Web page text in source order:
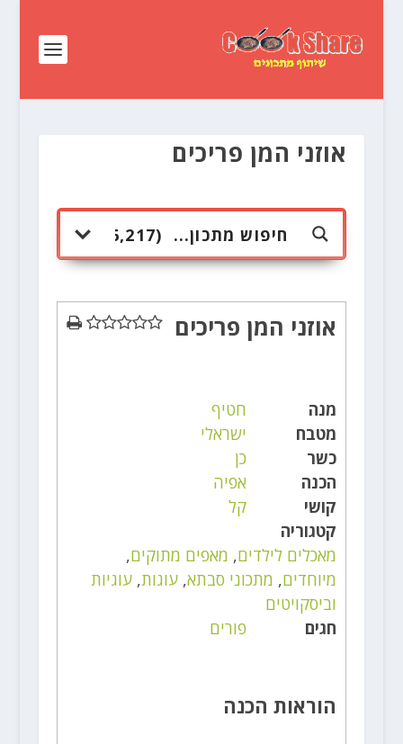
אוזני המן פריכים
אוזני המן פריכים
מנה
חטיף
מטבח
ישראלי
כשר
כן
הכנה
אפיה
קושי
קל
קטגוריה
מאכלים לילדים, מאפים מתוקים,
מיוחדים, מתכוני סבתא, עוגות, עוגיות
וביסקויטים
חגים
פורים
הוראות הכנה